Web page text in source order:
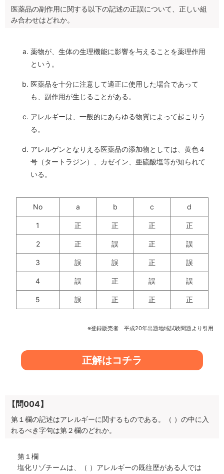
医薬品の副作用に関する以下の記述の正誤について、正しい組
み合わせはどれか。
薬物が、生体の生理機能に影響を与えることを薬理作用
という。
医薬品を十分に注意して適正に使用した場合であって
も、副作用が生じることがある。
アレルギーは、一般的にあらゆる物質によって起こりう
る。
アレルゲンとなりえる医薬品の添加物としては、黄色４
号（タートラジン）、カゼイン、亜硫酸塩等が知られて
いる。
No a b c d
1 正 正 正 正
2 正 誤 正 誤
3 誤 誤 正 誤
4 誤 正 誤 誤
5 誤 正 正 正
※登録販売者 平成20年出題地域試験問題より引用
正解はコチラ
【問004】
第１欄の記述はアレルギーに関するものである。（ ）の中に入
れるべき字句は第２欄のどれか。
第１欄
塩化リゾチームは、（ ）アレルギーの既往歴がある人では